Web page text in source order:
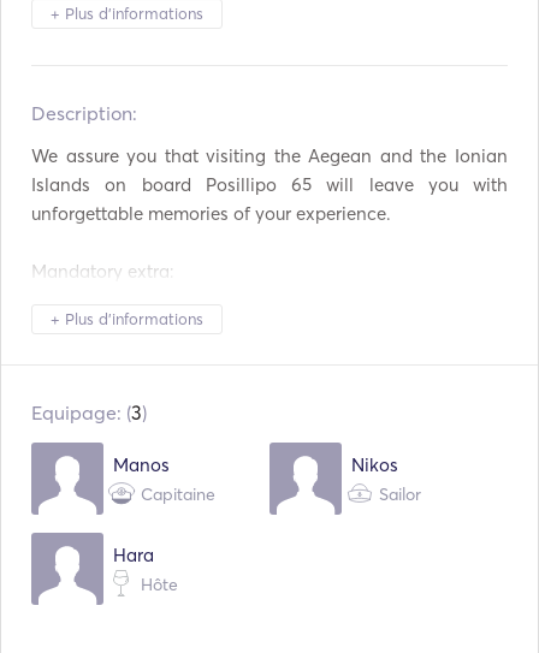
Enceintes sur le pont
Jumelles
Système de sécurité Congélateur
Réfrigérateur Four à micro-ondes
Couverts / Verres /
Grille-pain TV
WiFi Connexion auxiliaire
Connexion USB
+ Plus d'informations
Description:
We assure you that visiting the Aegean and the Ionian
Islands on board Posillipo 65 will leave you with
unforgettable memories of your experience.
Mandatory extra:
+ Plus d'informations
Equipage: (3)
Manos
Capitaine
Nikos
Sailor
Hara
Hôte